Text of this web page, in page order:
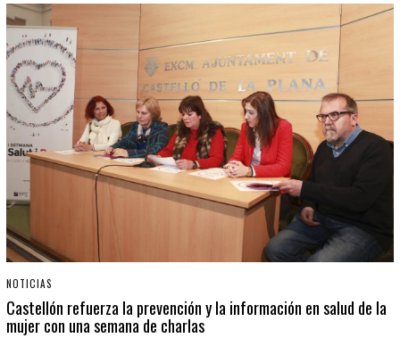
NOTICIAS
Castellón refuerza la prevención y la información en salud de la
mujer con una semana de charlas